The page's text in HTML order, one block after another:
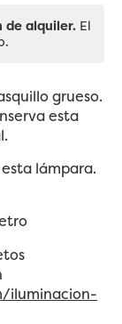
de alquiler. El
grueso.
esta
lámpara.
iluminacion-